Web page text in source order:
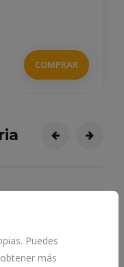
COMPRAR
Puedes
más